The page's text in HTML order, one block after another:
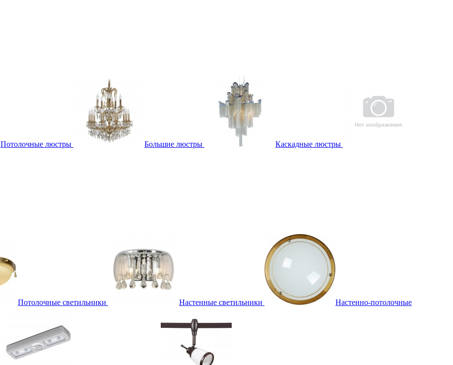
Потолочные люстры Большие люстры Каскадные люстры
Потолочные светильники Настенные светильники Настенно-потолочные